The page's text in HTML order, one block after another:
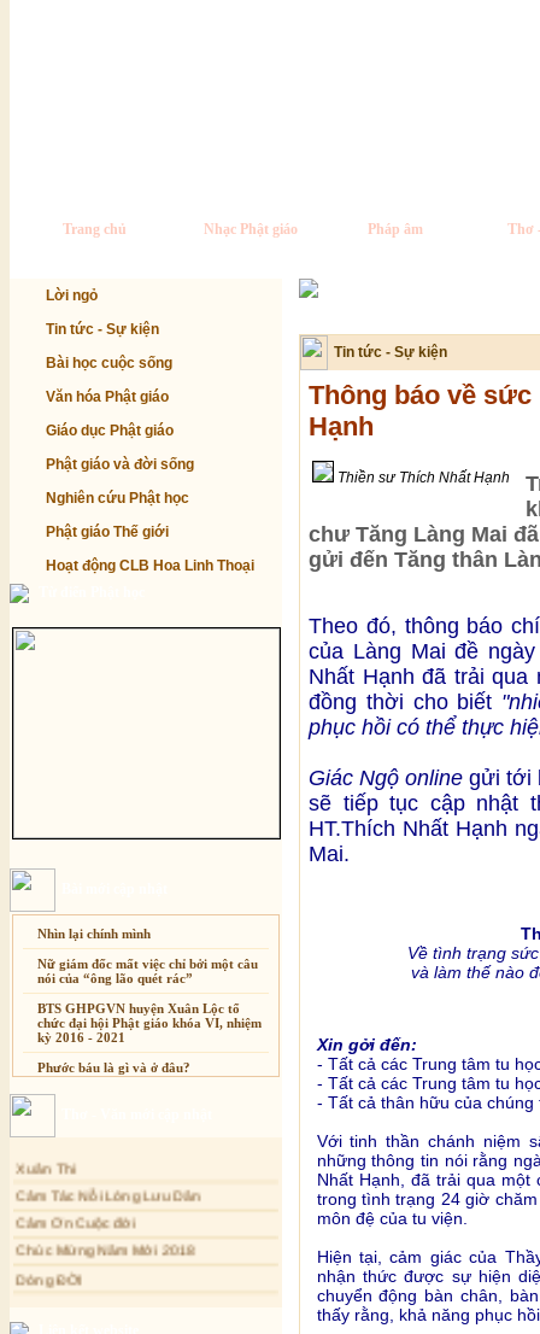
Trang chủ Nhạc Phật giáo Pháp âm Thơ
Lời ngỏ
Tin tức - Sự kiện
Bài học cuộc sống
Văn hóa Phật giáo
Giáo dục Phật giáo
Phật giáo và đời sống
Nghiên cứu Phật học
Phật giáo Thế giới
Hoạt động CLB Hoa Linh Thoại
Nhìn lại chính mình
Nữ giám đốc mất việc chỉ bởi một câu
nói của “ông lão quét rác”
BTS GHPGVN huyện Xuân Lộc tổ
chức đại hội Phật giáo khóa VI, nhiệm
kỳ 2016 - 2021
Phước báu là gì và ở đâu?
Sự thương-ghét của con người
Nỗi lòng của các bệnh nhân nghèo
An Giang: Tịnh thất Quy Nguyên
phát quà từ thiện tại xã Cư Yang
Tịnh xá Ngọc Đăng khai giảng Thiền
dành cho Người bận rộn
Cảm Tác Nỗi Lòng Lưu Dân
Cảm Ơn Cuộc đời
Chúc Mừng Năm Mới 2018
Dòng ĐỜI
Chuông Ngân
Tin tức - Sự kiện
Thông báo về
Hạnh
Thiền sư Thích Nhất Hạnh
chư Tăng Làng Mai
gửi đến Tăng thân
Theo đó, thông báo
của Làng Mai đề
Nhất Hạnh đã trải qua
đồng thời cho biết
phục hồi có thể thực
Giác Ngộ online gửi tới
sẽ tiếp tục cập nhật
HT.Thích Nhất Hạnh
Mai.
Về tình trạng
và làm thế nào
Xin gởi đến:
- Tất cả các Trung tâm tu
- Tất cả các Trung tâm tu
- Tất cả thân hữu của chúng
Với tinh thần chánh niệm
những thông tin nói rằng
Nhất Hạnh, đã trải qua
trong tình trạng 24 giờ
môn đệ của tu viện.
Hiện tại, cảm giác của
nhận thức được sự hiện
chuyển động bàn chân,
thấy rằng, khả năng phục